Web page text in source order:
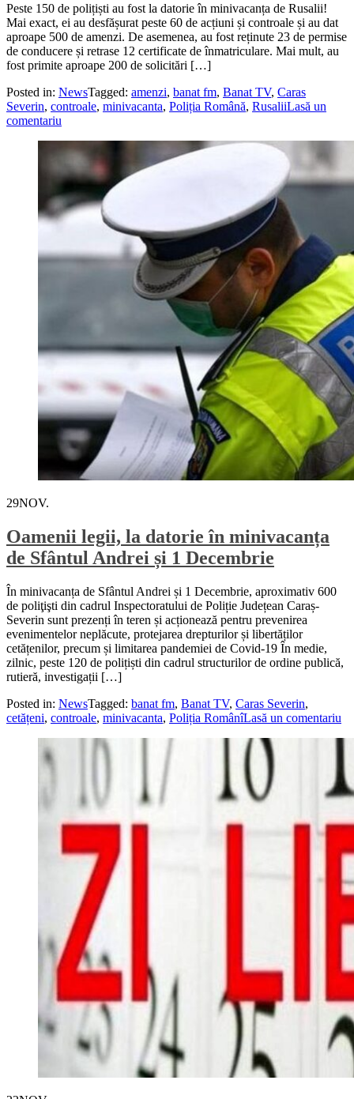
Peste 150 de polițiști au fost la datorie în minivacanța de Rusalii!
Mai exact, ei au desfășurat peste 60 de acțiuni și controale și au dat
aproape 500 de amenzi. De asemenea, au fost reținute 23 de permise
de conducere și retrase 12 certificate de înmatriculare. Mai mult, au
fost primite aproape 200 de solicitări […]
Posted in: NewsTagged: amenzi, banat fm, Banat TV, Caras
Severin, controale, minivacanta, Poliția Română, RusaliiLasă un
comentariu
29NOV.
Oamenii legii, la datorie în minivacanța
de Sfântul Andrei și 1 Decembrie
În minivacanța de Sfântul Andrei și 1 Decembrie, aproximativ 600
de poliţişti din cadrul Inspectoratului de Poliție Județean Caraș-
Severin sunt prezenți în teren și acționează pentru prevenirea
evenimentelor neplăcute, protejarea drepturilor și libertăților
cetățenilor, precum și limitarea pandemiei de Covid-19 În medie,
zilnic, peste 120 de polițiști din cadrul structurilor de ordine publică,
rutieră, investigații […]
Posted in: NewsTagged: banat fm, Banat TV, Caras Severin,
cetățeni, controale, minivacanta, Poliția RomânîLasă un comentariu